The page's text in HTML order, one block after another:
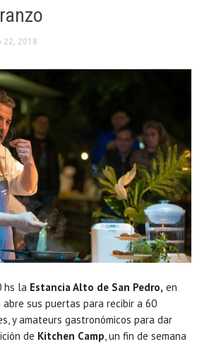
22, 2018
hs la Estancia Alto de San Pedro, en
abre sus puertas para recibir a 60
y amateurs gastronómicos para dar
de Kitchen Camp, un fin de semana